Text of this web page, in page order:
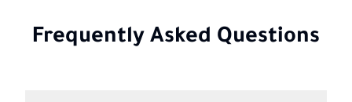
Frequently Asked Questions